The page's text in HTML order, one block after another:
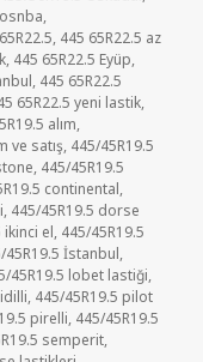
,
, 445 65R22.5 az
, 445 65R22.5 Eyüp,
, 445 65R22.5
65R22.5 yeni lastik,
alım,
ve satış, 445/45R19.5
, 445/45R19.5
continental,
, 445/45R19.5 dorse
ikinci el, 445/45R19.5
45R19.5 İstanbul,
45R19.5 lobet lastiği,
, 445/45R19.5 pilot
pirelli, 445/45R19.5
semperit,